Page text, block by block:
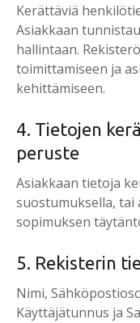
Kerättäviä
Asiakkaan
hallintaan.
toimittamiseen ja
kehittämiseen.
4. Tietojen
peruste
Asiakkaan tietoja
suostumuksella, tai
sopimuksen
5. Rekisterin
Nimi,
Käyttäjätunnus ja